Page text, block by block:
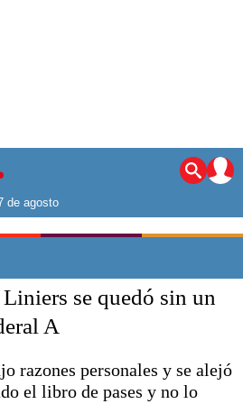
La ciudad
Punta Alta
El mundo
Seguridad
Escenario Olímpico
Liga del Sur
de agosto
se quedó sin un
A
razones personales y se alejó
el libro de pases y no lo